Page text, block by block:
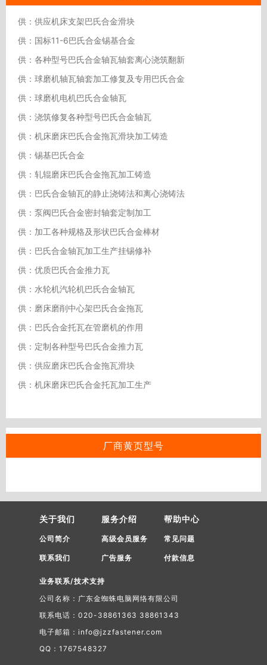
供：供应机床支架巴氏合金滑块
供：国标11-6巴氏合金锡基合金
供：各种型号巴氏合金轴瓦轴套离心浇筑翻新
供：球磨机轴瓦轴套加工修复及专用巴氏合金
供：球磨机电机巴氏合金轴瓦
供：浇筑修复各种型号巴氏合金轴瓦
供：机床磨床巴氏合金拖瓦滑块加工铸造
供：锡基巴氏合金
供：轧辊磨床巴氏合金拖瓦加工铸造
供：巴氏合金轴瓦的静止浇铸法和离心浇铸法
供：泵阀巴氏合金密封轴套定制加工
供：加工各种规格及形状巴氏合金棒材
供：巴氏合金轴瓦加工生产挂锡修补
供：优质巴氏合金推力瓦
供：水轮机汽轮机巴氏合金轴瓦
供：磨床磨削中心架巴氏合金拖瓦
供：巴氏合金托瓦在管磨机的作用
供：定制各种型号巴氏合金推力瓦
供：供应磨床巴氏合金拖瓦滑块
供：机床磨床巴氏合金托瓦加工生产
厂商黄页型号
关于我们
公司简介
联系我们
服务介绍
高级会员服务
广告服务
帮助中心
常见问题
付款信息
业务联系/技术支持
公司名称：广东金蜘蛛电脑网络有限公司
联系电话：020-38861363 38861343
电子邮箱：info@jzzfastener.com
QQ：1767548327